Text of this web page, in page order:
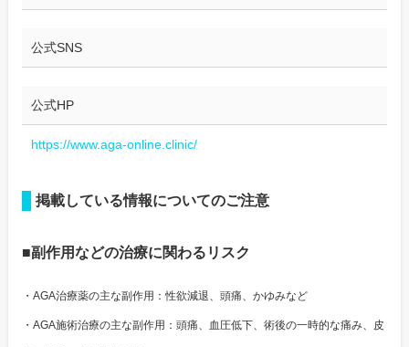
公式SNS
公式HP
https://www.aga-online.clinic/
掲載している情報についてのご注意
■副作用などの治療に関わるリスク
・AGA治療薬の主な副作用：性欲減退、頭痛、かゆみなど
・AGA施術治療の主な副作用：頭痛、血圧低下、術後の一時的な痛み、皮